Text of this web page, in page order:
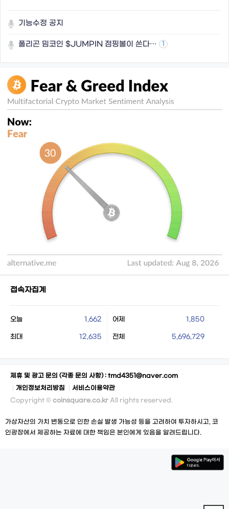
기능수정 공지
폴리곤 밈코인 $JUMPIN 점핑볼이 쏜다… 1
접속자집계
오늘 1,662 어제 1,850
최대 12,635 전체 5,696,729
제휴 및 광고 문의 (각종 문의 사항) : tmd4351@naver.com
개인정보처리방침
서비스이용약관
Copyright © coinsquare.co.kr All rights reserved.
가상자산의 가치 변동으로 인한 손실 발생 가능성 등을 고려하여 투자하시고, 코
인광장에서 제공하는 자료에 대한 책임은 본인에게 있음을 알려드립니다.